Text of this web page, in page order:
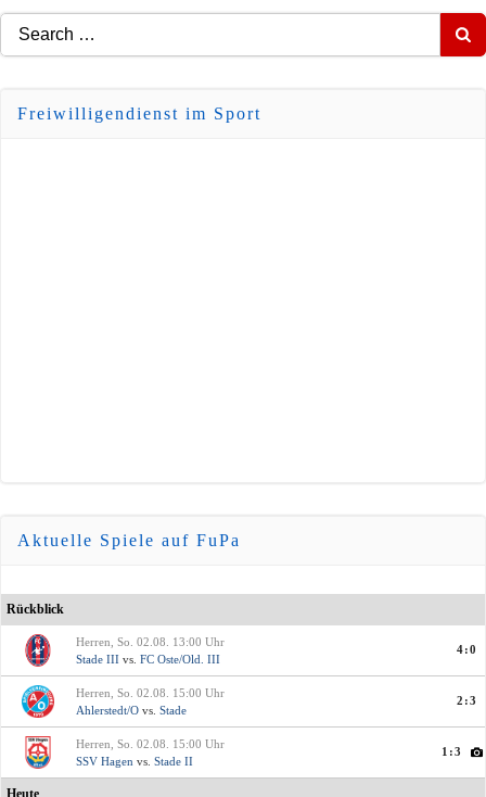
Search
for:
Freiwilligendienst im Sport
Aktuelle Spiele auf FuPa
Rückblick
Herren, So. 02.08. 13:00 Uhr
Stade III vs. FC Oste/Old. III
4:0
Herren, So. 02.08. 15:00 Uhr
Ahlerstedt/O vs. Stade
2:3
Herren, So. 02.08. 15:00 Uhr
SSV Hagen vs. Stade II
1:3
Heute